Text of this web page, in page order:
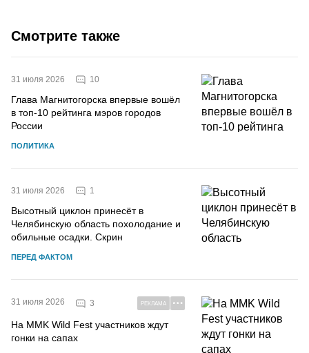
Смотрите также
31 июля 2026 10
Глава Магнитогорска впервые вошёл
в топ-10 рейтинга мэров городов
России
ПОЛИТИКА
31 июля 2026 1
Высотный циклон принесёт в
Челябинскую область похолодание и
обильные осадки. Скрин
ПЕРЕД ФАКТОМ
31 июля 2026 3 РЕКЛАМА
На MMK Wild Fest участников ждут
гонки на сапах